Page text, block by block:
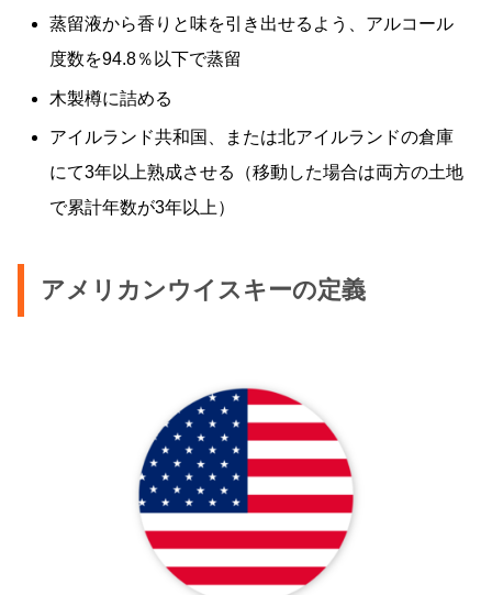
蒸留液から香りと味を引き出せるよう、アルコール
度数を94.8％以下で蒸留
木製樽に詰める
アイルランド共和国、または北アイルランドの倉庫
にて3年以上熟成させる（移動した場合は両方の土地
で累計年数が3年以上）
アメリカンウイスキーの定義